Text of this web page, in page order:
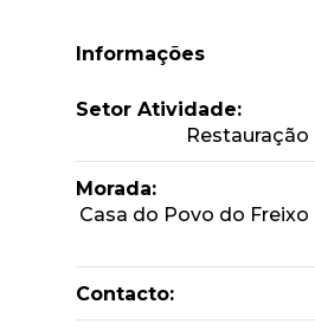
Informações
Setor Atividade:
Restauração
Morada:
Casa do Povo do Freixo
Contacto: